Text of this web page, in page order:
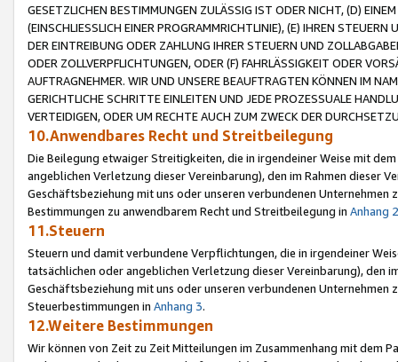
GESETZLICHEN BESTIMMUNGEN ZULÄSSIG IST ODER NICHT, (D)
(EINSCHLIESSLICH EINER PROGRAMMRICHTLINIE), (E) IHREN
DER EINTREIBUNG ODER ZAHLUNG IHRER STEUERN UND
ODER ZOLLVERPFLICHTUNGEN, ODER (F) FAHRLÄSSIGKEIT ODER
AUFTRAGNEHMER. WIR UND UNSERE BEAUFTRAGTEN KÖNNEN IM
GERICHTLICHE SCHRITTE EINLEITEN UND JEDE PROZESSUALE
VERTEIDIGEN, ODER UM RECHTE AUCH ZUM ZWECK DER
10.Anwendbares Recht und Streitbeilegung
Die Beilegung etwaiger Streitigkeiten, die in irgendeiner Weise mit
angeblichen Verletzung dieser Vereinbarung), den im Rahmen dieser
Geschäftsbeziehung mit uns oder unseren verbundenen
Bestimmungen zu anwendbarem Recht und Streitbeilegung in Anhang 2
11.Steuern
Steuern und damit verbundene Verpflichtungen, die in irgendeiner
tatsächlichen oder angeblichen Verletzung dieser Vereinbarung), den
Geschäftsbeziehung mit uns oder unseren verbundenen
Steuerbestimmungen in Anhang 3.
12.Weitere Bestimmungen
Wir können von Zeit zu Zeit Mitteilungen im Zusammenhang mit dem